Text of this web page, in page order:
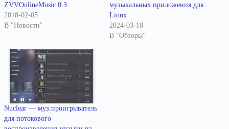
ZVVOnlineMusic 0.3
2018-02-05
В "Новости"
музыкальных приложения для
Linux
2024-03-18
В "Обзоры"
Nuclear — муз.проигрыватель
для потокового